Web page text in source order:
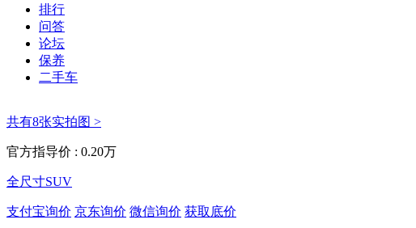
排行
问答
论坛
保养
二手车
共有8张实拍图 >
官方指导价 : 0.20万
全尺寸SUV
支付宝询价 京东询价 微信询价 获取底价